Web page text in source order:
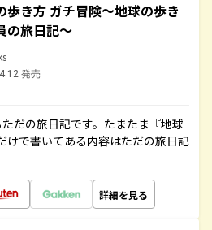
歩き方 ガチ冒険～地球の歩き
の旅日記～
発売
だの旅日記です。たまたま『地球
けで書いてある内容はただの旅日記
詳細を見る